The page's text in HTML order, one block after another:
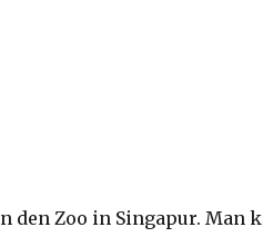
den Zoo in Singapur. Man